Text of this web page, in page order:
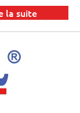
la suite